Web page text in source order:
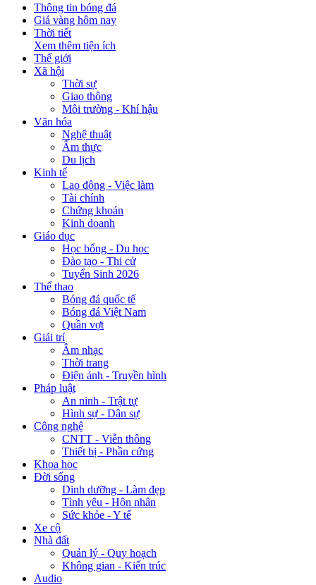
Thông tin bóng đá
Giá vàng hôm nay
Thời tiết
Xem thêm tiện ích
Thế giới
Xã hội
Thời sự
Giao thông
Môi trường - Khí hậu
Văn hóa
Nghệ thuật
Ẩm thực
Du lịch
Kinh tế
Lao động - Việc làm
Tài chính
Chứng khoán
Kinh doanh
Giáo dục
Học bổng - Du học
Đào tạo - Thi cử
Tuyển Sinh 2026
Thể thao
Bóng đá quốc tế
Bóng đá Việt Nam
Quần vợt
Giải trí
Âm nhạc
Thời trang
Điện ảnh - Truyền hình
Pháp luật
An ninh - Trật tự
Hình sự - Dân sự
Công nghệ
CNTT - Viễn thông
Thiết bị - Phần cứng
Khoa học
Đời sống
Dinh dưỡng - Làm đẹp
Tình yêu - Hôn nhân
Sức khỏe - Y tế
Xe cộ
Nhà đất
Quản lý - Quy hoạch
Không gian - Kiến trúc
Audio